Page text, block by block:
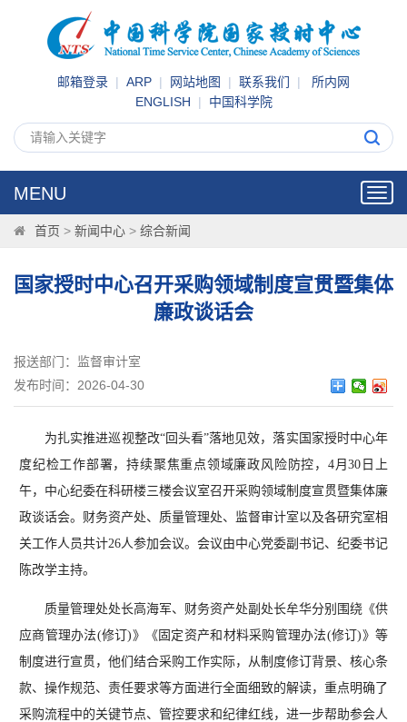
邮箱登录 | ARP | 网站地图 | 联系我们 | 所内网
ENGLISH | 中国科学院
MENU
首页 > 新闻中心 > 综合新闻
国家授时中心召开采购领域制度宣贯暨集体
廉政谈话会
报送部门：监督审计室
发布时间：2026-04-30
为扎实推进巡视整改“回头看”落地见效，落实国家授时中心年
度纪检工作部署，持续聚焦重点领域廉政风险防控，4月30日上
午，中心纪委在科研楼三楼会议室召开采购领域制度宣贯暨集体廉
政谈话会。财务资产处、质量管理处、监督审计室以及各研究室相
关工作人员共计26人参加会议。会议由中心党委副书记、纪委书记
陈改学主持。
质量管理处处长高海军、财务资产处副处长牟华分别围绕《供
应商管理办法(修订)》《固定资产和材料采购管理办法(修订)》等
制度进行宣贯，他们结合采购工作实际，从制度修订背景、核心条
款、操作规范、责任要求等方面进行全面细致的解读，重点明确了
采购流程中的关键节点、管控要求和纪律红线，进一步帮助参会人